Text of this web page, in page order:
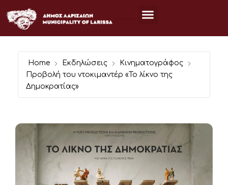
στο
περιεχόμενο
Home Εκδηλώσεις
Κινηματογράφος
Προβολή του ντοκιμαντέρ «Το λίκνο της
Δημοκρατίας»